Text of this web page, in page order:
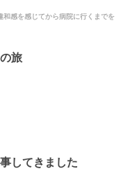
感を感じてから病院に行くまでを
旅
してきました